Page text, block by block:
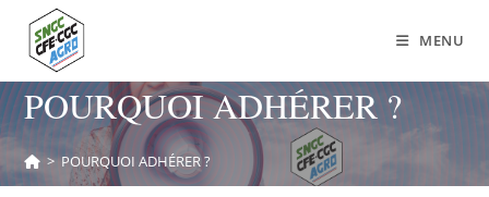
MENU
POURQUOI ADHÉRER ?
> POURQUOI ADHÉRER ?